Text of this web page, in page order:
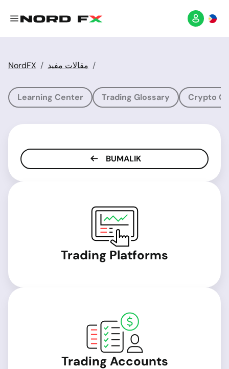
NordFX مقالات مفید
Learning Center Trading Glossary Crypto
BUMALIK
Trading Platforms
Trading Accounts